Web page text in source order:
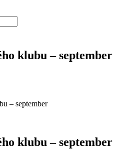
klubu – september
– september
klubu – september